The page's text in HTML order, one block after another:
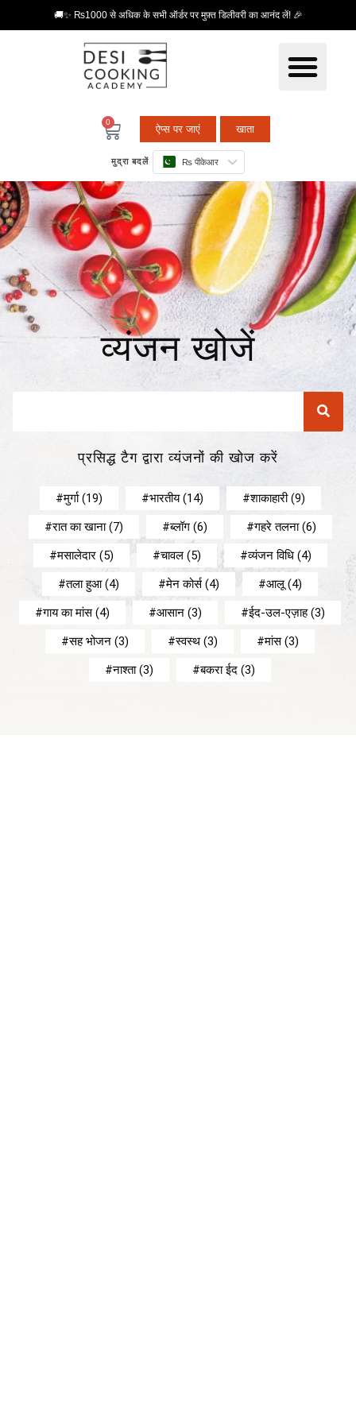
🚚✨ ₨1000 से अधिक के सभी ऑर्डर पर मुफ़्त डिलीवरी का आनंद लें! 🎉
0
ऐप्स पर जाएं खाता
मुद्रा बदलें ₨ पीकेआर
व्यंजन खोजें
प्रसिद्ध टैग द्वारा व्यंजनों की खोज करें
मुर्गा(19) भारतीय(14) शाकाहारी(9)
रात का खाना(7) ब्लॉग(6) गहरे तलना(6)
मसालेदार(5) चावल(5) व्यंजन विधि(4)
तला हुआ(4) मेन कोर्स(4) आलू (4)
गाय का मांस(4) आसान (3) ईद-उल-एज़ाह(3)
सह भोजन (3) स्वस्थ (3) मांस(3)
नाश्ता(3) बकरा ईद (3)